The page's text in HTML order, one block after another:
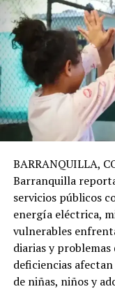
BARRANQUILLA,
Barranquilla
servicios públicos
energía eléctrica,
vulnerables
diarias y problemas
deficiencias
de niñas, niños y